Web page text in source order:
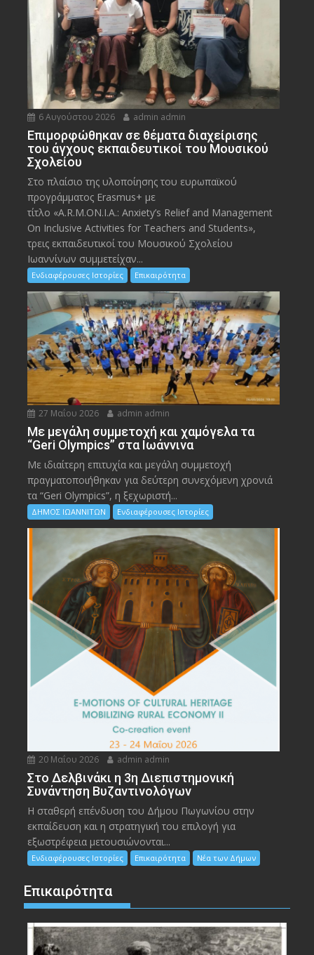
6 Αυγούστου 2026 admin admin
Eπιμορφώθηκαν σε θέματα διαχείρισης
του άγχους εκπαιδευτικοί του Μουσικού
Σχολείου
Στο πλαίσιο της υλοποίησης του ευρωπαϊκού
προγράμματος Erasmus+ με
τίτλο «A.R.M.ON.I.A.: Anxiety’s Relief and Management
On Inclusive Activities for Teachers and Students»,
τρεις εκπαιδευτικοί του Μουσικού Σχολείου
Ιωαννίνων συμμετείχαν...
Ενδιαφέρουσες Ιστορίες Επικαιρότητα
27 Μαΐου 2026 admin admin
Με μεγάλη συμμετοχή και χαμόγελα τα
“Geri Olympics” στα Ιωάννινα
Με ιδιαίτερη επιτυχία και μεγάλη συμμετοχή
πραγματοποιήθηκαν για δεύτερη συνεχόμενη χρονιά
τα “Geri Olympics”, η ξεχωριστή...
ΔΗΜΟΣ ΙΩΑΝΝΙΤΩΝ Ενδιαφέρουσες Ιστορίες
20 Μαΐου 2026 admin admin
Στο Δελβινάκι η 3η Διεπιστημονική
Συνάντηση Βυζαντινολόγων
Η σταθερή επένδυση του Δήμου Πωγωνίου στην
εκπαίδευση και η στρατηγική του επιλογή για
εξωστρέφεια μετουσιώνονται...
Ενδιαφέρουσες Ιστορίες Επικαιρότητα Νέα των Δήμων
Επικαιρότητα